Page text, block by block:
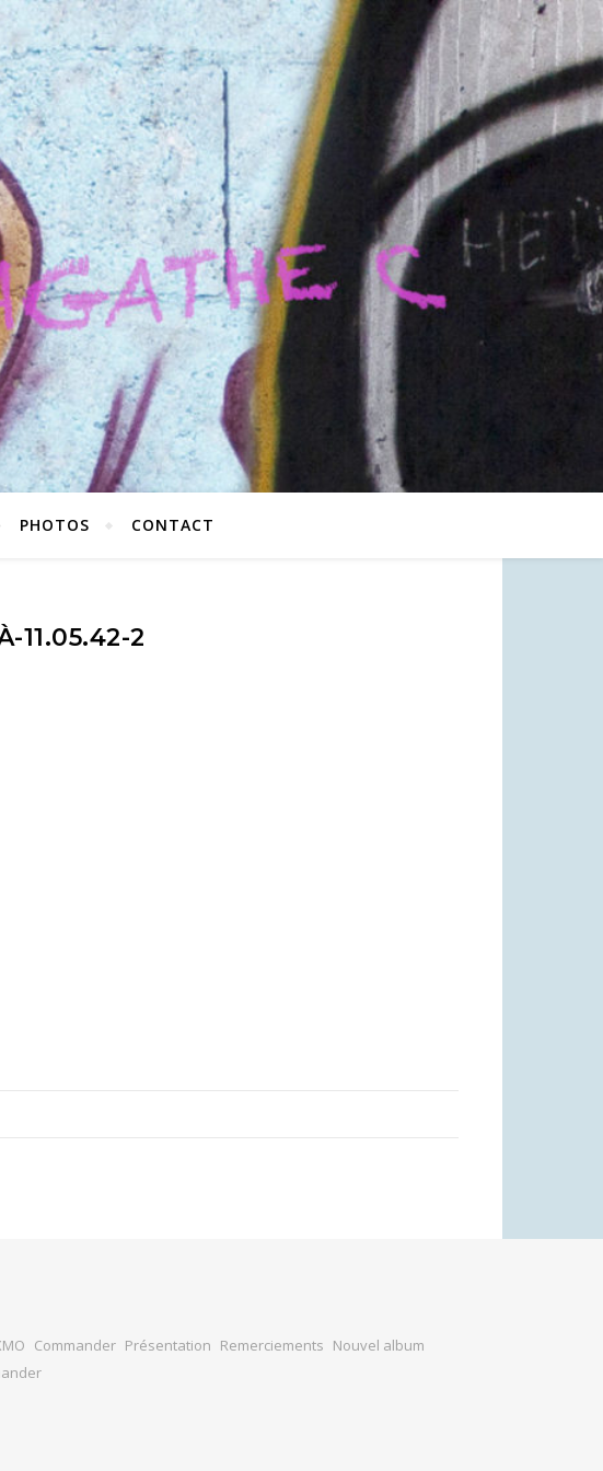
PHOTOS CONTACT
11.05.42-2
Commander Présentation Remerciements Nouvel album